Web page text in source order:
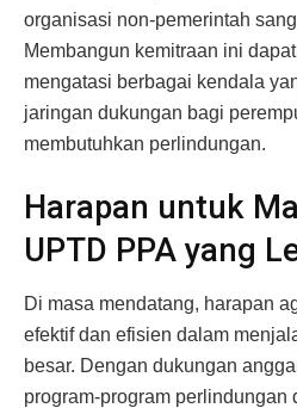
organisasi non-pemerintah
Membangun kemitraan ini
mengatasi berbagai kendala
jaringan dukungan bagi
membutuhkan perlindungan.
Harapan untuk
UPTD PPA yang
Di masa mendatang, harapan
efektif dan efisien dalam
besar. Dengan dukungan
program-program perlindungan